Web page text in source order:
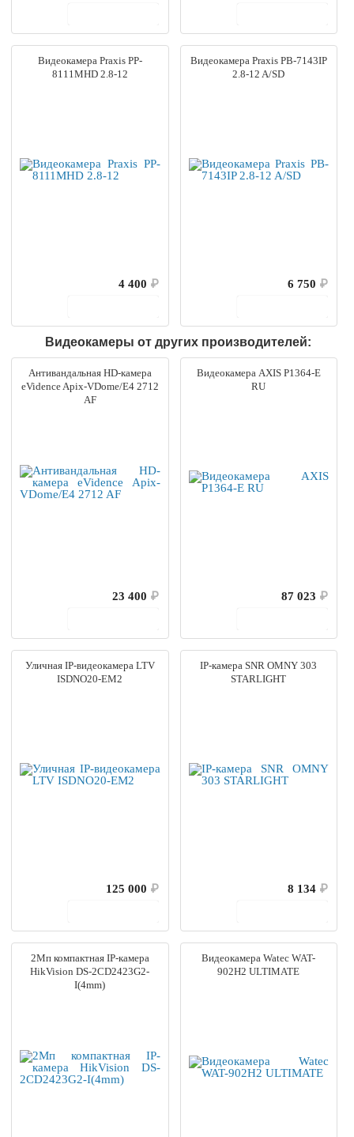
Видеокамера Praxis PP-
8111MHD 2.8-12
4 400 ₽
Видеокамера Praxis PB-7143IP
2.8-12 A/SD
6 750 ₽
Видеокамеры от других производителей:
Антивандальная HD-камера
eVidence Apix-VDome/E4 2712
AF
23 400 ₽
Видеокамера AXIS P1364-E
RU
87 023 ₽
Уличная IP-видеокамера LTV
ISDNO20-EM2
125 000 ₽
IP-камера SNR OMNY 303
STARLIGHT
8 134 ₽
2Мп компактная IP-камера
HikVision DS-2CD2423G2-
I(4mm)
Видеокамера Watec WAT-
902H2 ULTIMATE